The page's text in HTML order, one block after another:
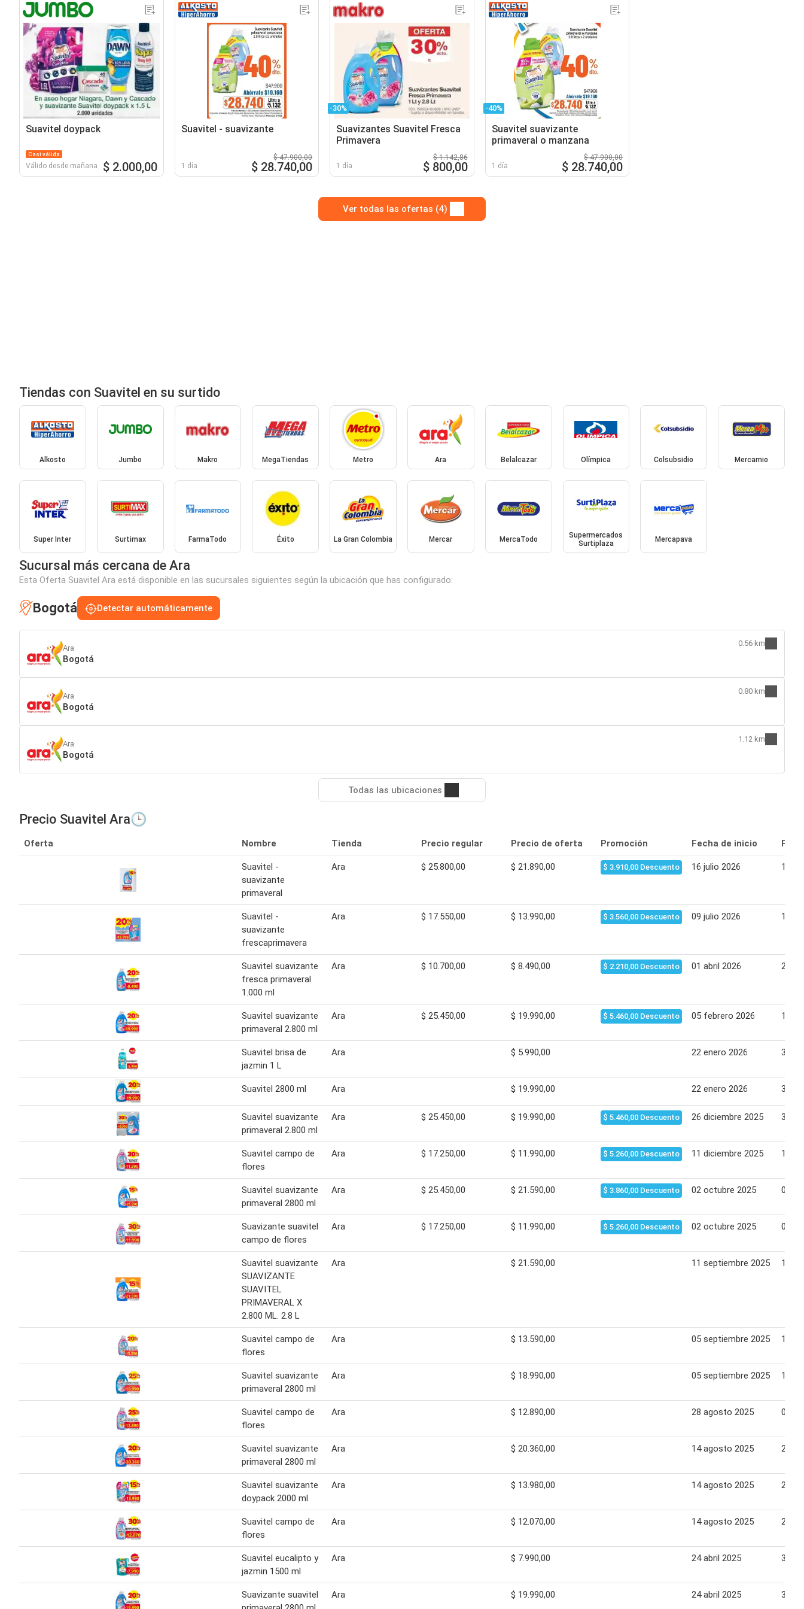
Suavitel doypack
Casi válida
Válido desde mañana $ 2.000,00
Suavitel - suavizante
1 día
$ 47.900,00
$ 28.740,00
-30%
Suavizantes Suavitel Fresca
Primavera
1 día
$ 1.142,86
$ 800,00
-40%
Suavitel suavizante
primaveral o manzana
1 día
$ 47.900,00
$ 28.740,00
Ver todas las ofertas (4)
Tiendas con Suavitel en su surtido
Alkosto Jumbo Makro MegaTiendas Metro Ara Belalcazar Olímpica Colsubsidio Mercamio
Super Inter Surtimax FarmaTodo Éxito La Gran Colombia Mercar MercaTodo
Supermercados
Surtiplaza
Mercapava
Sucursal más cercana de Ara
Esta Oferta Suavitel Ara está disponible en las sucursales siguientes según la ubicación que has configurado:
Bogotá Detectar automáticamente
Ara
Bogotá
0.56 km
Ara
Bogotá
0.80 km
Ara
Bogotá
1.12 km
Todas las ubicaciones
Precio Suavitel Ara🕒
Oferta Nombre Tienda Precio regular Precio de oferta Promoción Fecha de inicio
Suavitel -
suavizante
primaveral
Ara $ 25.800,00 $ 21.890,00 $ 3.910,00 Descuento 16 julio 2026 17
Suavitel -
suavizante
frescaprimavera
Ara $ 17.550,00 $ 13.990,00 $ 3.560,00 Descuento 09 julio 2026 15
Suavitel suavizante
fresca primaveral
1.000 ml
Ara $ 10.700,00 $ 8.490,00 $ 2.210,00 Descuento 01 abril 2026 27
Suavitel suavizante
primaveral 2.800 ml
Ara $ 25.450,00 $ 19.990,00 $ 5.460,00 Descuento 05 febrero 2026 11
Suavitel brisa de
jazmin 1 L
Ara $ 5.990,00 22 enero 2026 31
Suavitel 2800 ml Ara $ 19.990,00 22 enero 2026 31
Suavitel suavizante
primaveral 2.800 ml
Ara $ 25.450,00 $ 19.990,00 $ 5.460,00 Descuento 26 diciembre 2025 31
Suavitel campo de
flores
Ara $ 17.250,00 $ 11.990,00 $ 5.260,00 Descuento 11 diciembre 2025 17
Suavitel suavizante
primaveral 2800 ml
Ara $ 25.450,00 $ 21.590,00 $ 3.860,00 Descuento 02 octubre 2025 05
Suavizante suavitel
campo de flores
Ara $ 17.250,00 $ 11.990,00 $ 5.260,00 Descuento 02 octubre 2025 05
Suavitel suavizante
SUAVIZANTE
SUAVITEL
PRIMAVERAL X
2.800 ML. 2.8 L
Ara $ 21.590,00 11 septiembre 2025 17
Suavitel campo de
flores
Ara $ 13.590,00 05 septiembre 2025 10
Suavitel suavizante
primaveral 2800 ml
Ara $ 18.990,00 05 septiembre 2025 10
Suavitel campo de
flores
Ara $ 12.890,00 28 agosto 2025 03
Suavitel suavizante
primaveral 2800 ml
Ara $ 20.360,00 14 agosto 2025 20
Suavitel suavizante
doypack 2000 ml
Ara $ 13.980,00 14 agosto 2025 20
Suavitel campo de
flores
Ara $ 12.070,00 14 agosto 2025 20
Suavitel eucalipto y
jazmin 1500 ml
Ara $ 7.990,00 24 abril 2025 30
Suavizante suavitel
Ara $ 19.990,00 24 abril 2025 30